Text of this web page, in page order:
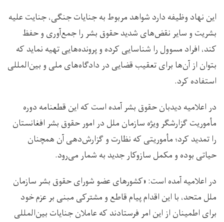
این نهاد وظیفه دارد شواهد مربوط به جنایات جنگی، جنایت علیه
بشریت و سایر نقض‌های شدید حقوق بشر را جمع‌آوری و حفظ
کند، افراد مسوول را شناسایی کرده و پرونده‌هایی تهیه نماید که
بتوان از آن‌ها برای تعقیب قضایی در دادگاه‌های ملی و بین‌المللی
استفاده کرد.
در اعلامیه دیدبان حقوق بشر آمده است که این قطعنامه دوره
مأموریت گزارشگر ویژه سازمان ملل در امور حقوق بشر افغانستان
را تمدید کرد؛ مأموریتی که نظارت و گزارش‌دهی آن همچنان
حیاتی بوده و مکمل سازوکار جدید به شمار می‌رود.
در اعلامیه آمده است: «کشورهای عضو شورای حقوق بشر سازمان
ملل متحد، با این اقدام پیام قاطع و مشترکی مبنی بر عزم خود
برای اطمینان از این امر فرستادند که عاملان جنایات بین‌المللی